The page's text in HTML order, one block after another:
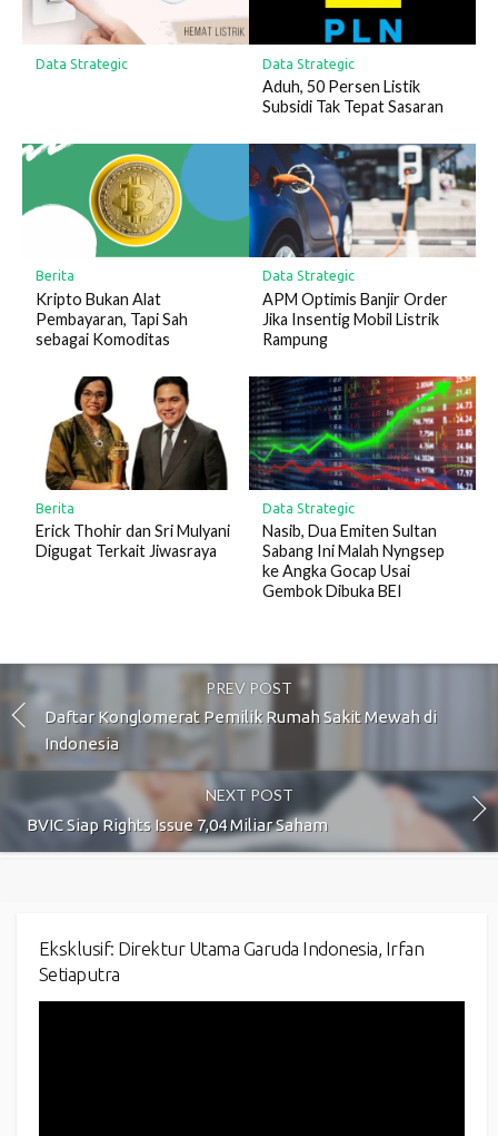
Data Strategic Data Strategic
Aduh, 50 Persen Listik
Subsidi Tak Tepat Sasaran
Berita
Kripto Bukan Alat
Pembayaran, Tapi Sah
sebagai Komoditas
Data Strategic
APM Optimis Banjir Order
Jika Insentig Mobil Listrik
Rampung
Berita
Erick Thohir dan Sri Mulyani
Digugat Terkait Jiwasraya
Data Strategic
Nasib, Dua Emiten Sultan
Sabang Ini Malah Nyngsep
ke Angka Gocap Usai
Gembok Dibuka BEI
PREV POST
Daftar Konglomerat Pemilik Rumah Sakit Mewah di
Indonesia
NEXT POST
BVIC Siap Rights Issue 7,04 Miliar Saham
Eksklusif: Direktur Utama Garuda Indonesia, Irfan
Setiaputra